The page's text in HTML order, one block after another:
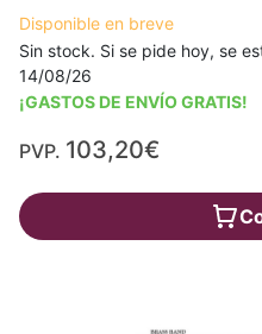
Disponible en breve
Sin stock. Si se pide hoy, se
14/08/26
¡GASTOS DE ENVÍO GRATIS!
PVP. 103,20€